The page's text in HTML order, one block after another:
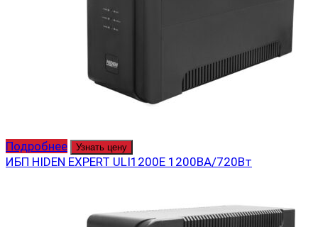
Подробнее Узнать цену
ИБП HIDEN EXPERT ULI1200E 1200ВА/720Вт